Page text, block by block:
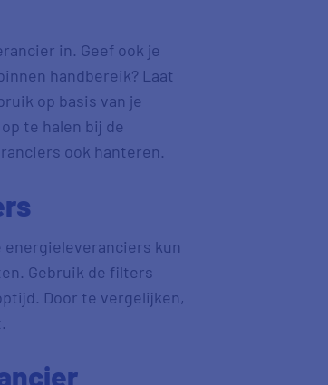
in. Geef ook je
handbereik? Laat
op basis van je
te halen bij de
ook hanteren.
kun
Gebruik de filters
Door te vergelijken,